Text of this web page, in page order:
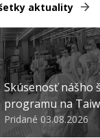
aktuality
Skúsenosť nášho
programu na
Pridané 03.08.2026